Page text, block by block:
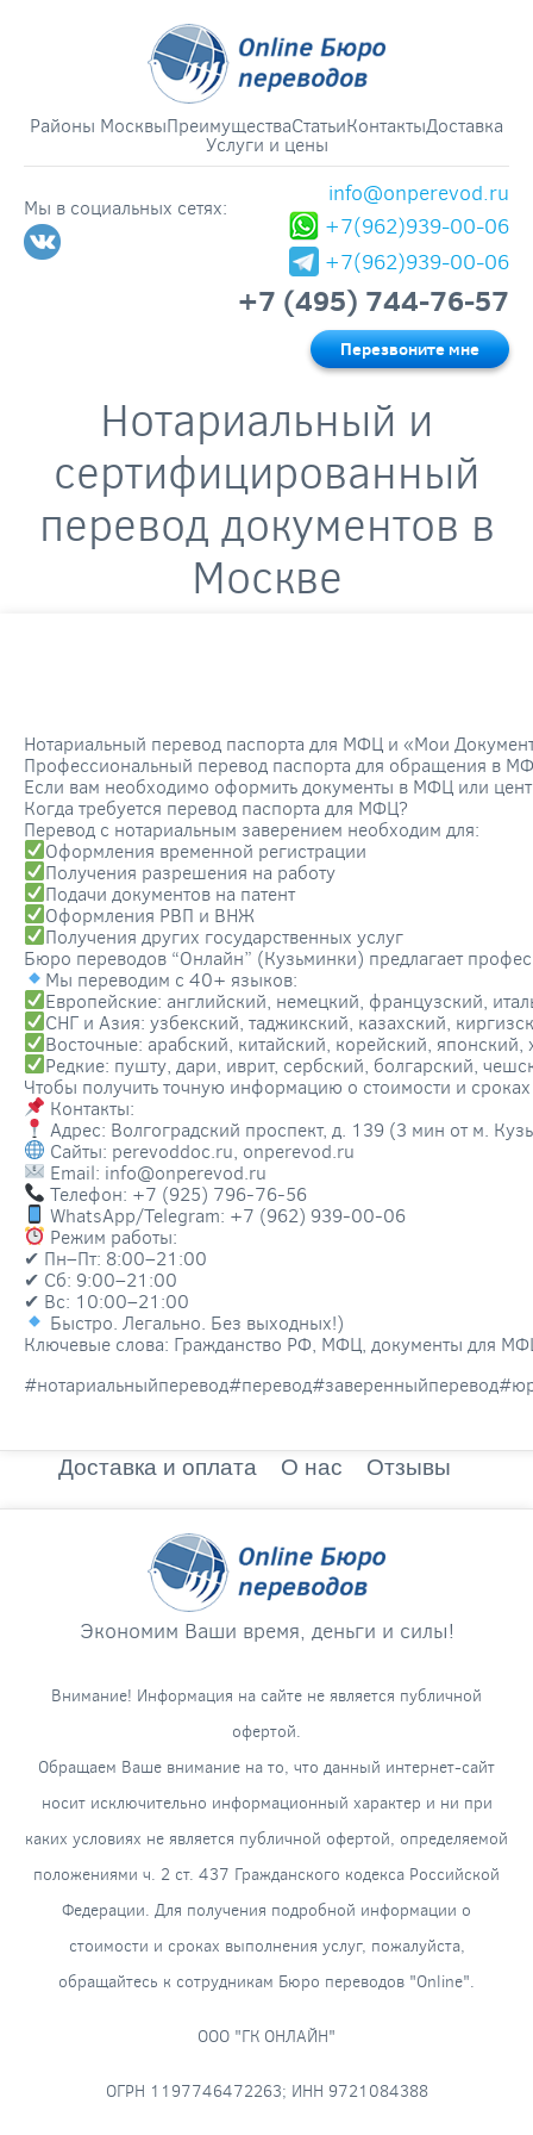
Районы МосквыПреимуществаСтатьиКонтактыДоставка
Услуги и цены
Мы в социальных сетях:
info@onperevod.ru
+7(962)939-00-06
+7(962)939-00-06
+7 (495) 744-76-57
Перезвоните мне
Нотариальный и
сертифицированный
перевод документов в
Москве
Нотариальный перевод паспорта для МФЦ и «Мои
Профессиональный перевод паспорта для обращения в
Если вам необходимо оформить документы в МФЦ или
Когда требуется перевод паспорта для МФЦ?
Перевод с нотариальным заверением необходим для:
Оформления временной регистрации
Получения разрешения на работу
Подачи документов на патент
Оформления РВП и ВНЖ
Получения других государственных услуг
Бюро переводов “Онлайн” (Кузьминки) предлагает
Мы переводим с 40+ языков:
Европейские: английский, немецкий, французский,
СНГ и Азия: узбекский, таджикский, казахский,
Восточные: арабский, китайский, корейский, японский,
Редкие: пушту, дари, иврит, сербский, болгарский,
Чтобы получить точную информацию о стоимости и
Контакты:
Адрес: Волгоградский проспект, д. 139 (3 мин от м.
Сайты: perevoddoc.ru, onperevod.ru
Email: info@onperevod.ru
Телефон: +7 (925) 796-76-56
WhatsApp/Telegram: +7 (962) 939-00-06
Режим работы:
✔ Пн–Пт: 8:00–21:00
✔ Сб: 9:00–21:00
✔ Вс: 10:00–21:00
Быстро. Легально. Без выходных!)
Ключевые слова: Гражданство РФ, МФЦ, документы для
Доставка и оплата О нас Отзывы
Экономим Ваши время, деньги и силы!
Внимание! Информация на сайте не является публичной
офертой.
Обращаем Ваше внимание на то, что данный интернет-сайт
носит исключительно информационный характер и ни при
каких условиях не является публичной офертой, определяемой
положениями ч. 2 ст. 437 Гражданского кодекса Российской
Федерации. Для получения подробной информации о
стоимости и сроках выполнения услуг, пожалуйста,
обращайтесь к сотрудникам Бюро переводов "Online".
ООО "ГК ОНЛАЙН"
ОГРН 1197746472263; ИНН 9721084388